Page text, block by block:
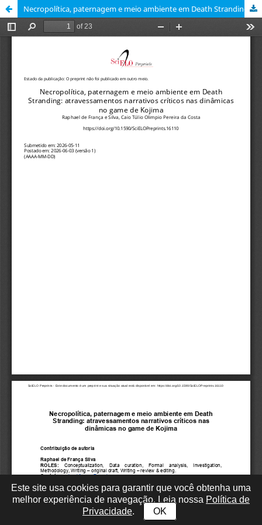
Necropolítica, paternagem e meio ambiente em Death Stranding: atravessamentos narrativos críticos nas dinâmicas no game de Kojima
Este site usa cookies para garantir que você obtenha uma
melhor experiência de navegação. Leia nossa Política de
Privacidade. OK